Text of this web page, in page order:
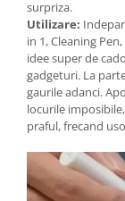
surpriza.
Utilizare:
in 1, Cleaning
idee super de
gadgeturi. La
gaurile adanci.
locurile
praful, frecand